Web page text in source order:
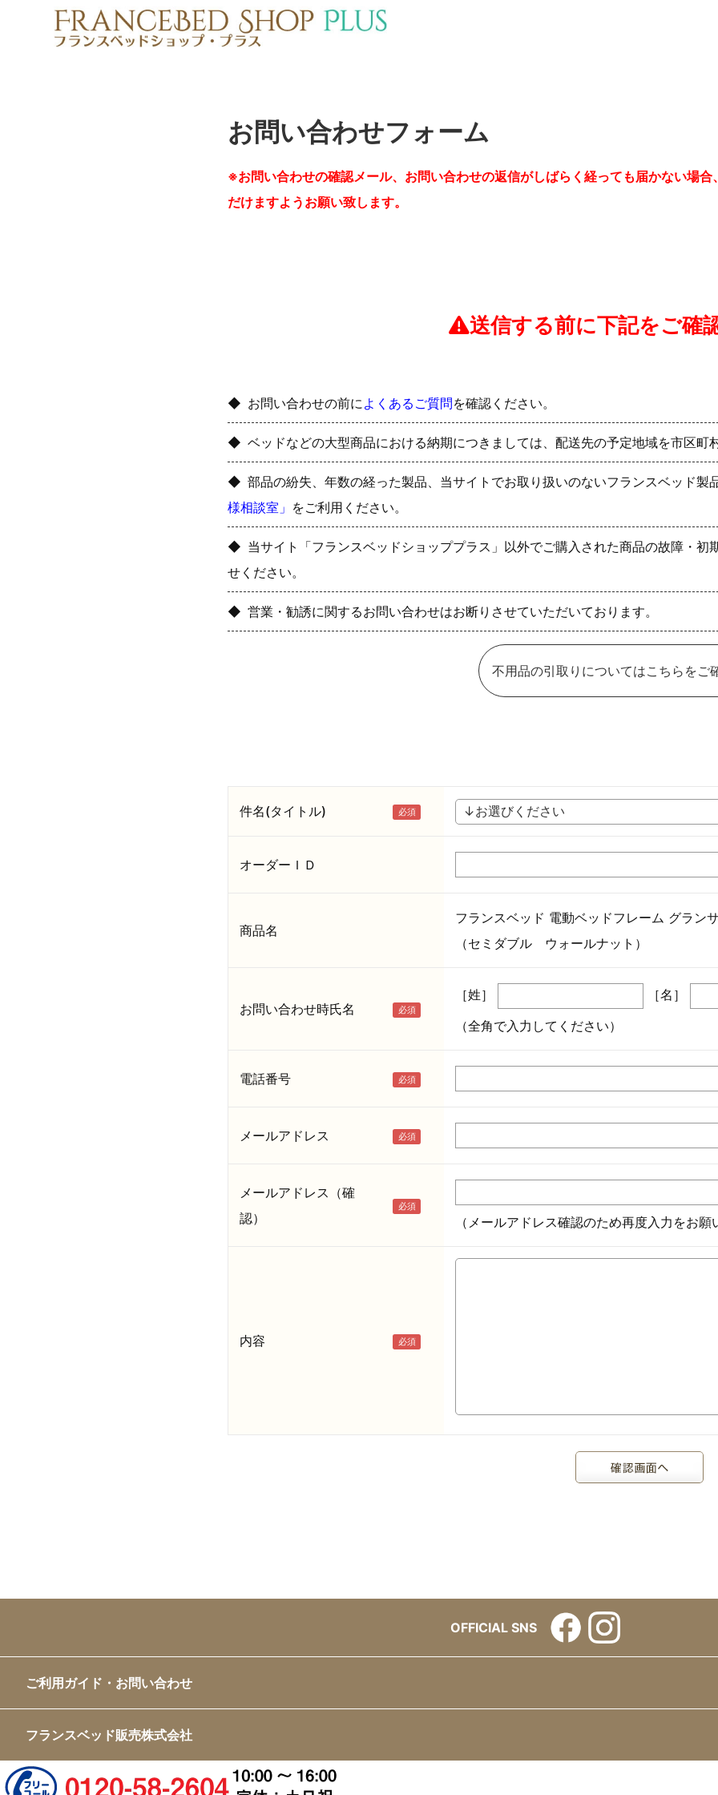
お問い合わせフォーム
※お問い合わせの確認メール、お問い合わせの返信がしばらく経っても届かない場
だけますようお願い致します。
送信する前に下記をご確
お問い合わせの前に よくあるご質問を確認ください。
ベッドなどの大型商品における納期につきましては、配送先の予定地域を市区町
部品の紛失、年数の経った製品、当サイトでお取り扱いのないフランスベッド製
様相談室」 をご利用ください。
当サイト「フランスベッドショッププラス」以外でご購入された商品の故障・
せください。
営業・勧誘に関するお問い合わせはお断りさせていただいております。
不用品の引取りについてはこちらをご
件名(タイトル)
オーダーＩＤ
商品名
フランスベッド 電動ベッドフレーム グラン
（セミダブル ウォールナット）
お問い合わせ時氏名
［姓］
［名］
（全角で入力してください）
電話番号
メールアドレス
メールアドレス（確
認）
（メールアドレス確認のため再度入力をお願
内容
OFFICIAL SNS
ご利用ガイド・お問い合わせ
フランスベッド販売株式会社